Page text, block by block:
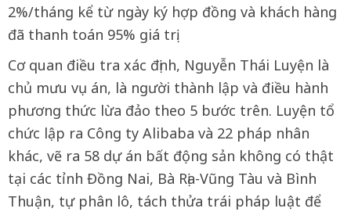
2%/tháng kể từ ngày ký hợp đồng và khách hàng
đã thanh toán 95% giá trị.
Cơ quan điều tra xác định, Nguyễn Thái Luyện là
chủ mưu vụ án, là người thành lập và điều hành
phương thức lừa đảo theo 5 bước trên. Luyện tổ
chức lập ra Công ty Alibaba và 22 pháp nhân
khác, vẽ ra 58 dự án bất động sản không có thật
tại các tỉnh Đồng Nai, Bà Rịa-Vũng Tàu và Bình
Thuận, tự phân lô, tách thửa trái pháp luật để